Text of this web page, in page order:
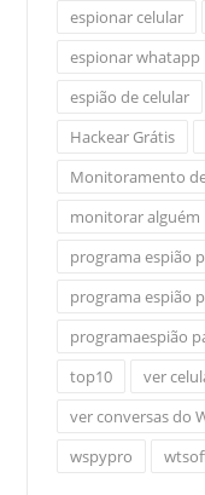
espionar celular
espionar whatapp
espião de celular
Hackear Grátis
Monitoramento
monitorar alguém
programa espião
programa espião
programaespião
top10
ver
ver conversas do
wspypro